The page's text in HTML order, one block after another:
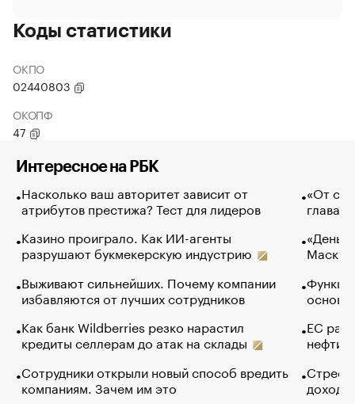
Коды статистики
ОКПО
02440803
ОКОПФ
47
Интересное на РБК
Насколько ваш авторитет зависит от
атрибутов престижа? Тест для лидеров
Казино проиграло. Как ИИ-агенты
разрушают букмекерскую индустрию
Выживают сильнейших. Почему компании
избавляются от лучших сотрудников
Как банк Wildberries резко нарастил
кредиты селлерам до атак на склады
Сотрудники открыли новый способ вредить
компаниям. Зачем им это
«От
глава
Маск в
основ
ЕС
нефти